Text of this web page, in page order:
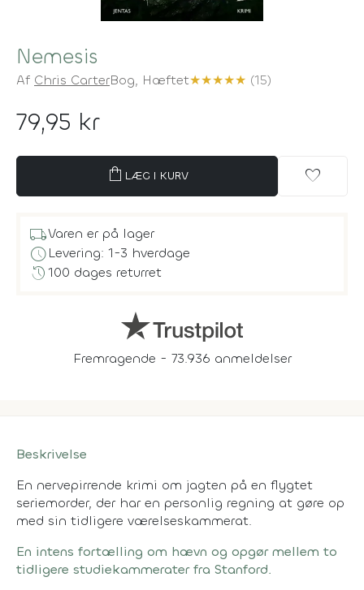
Nemesis
Af Chris CarterBog, Hæftet★★★★★ (15)
79,95 kr
shopping_bag LÆG I KURV favorite
local_shippingVaren er på lager
scheduleLevering: 1-3 hverdage
history100 dages returret
Fremragende - 73.936 anmeldelser
Beskrivelse
En nervepirrende krimi om jagten på en flygtet
seriemorder, der har en personlig regning at gøre op
med sin tidligere værelseskammerat.
En intens fortælling om hævn og opgør mellem to
tidligere studiekammerater fra Stanford.